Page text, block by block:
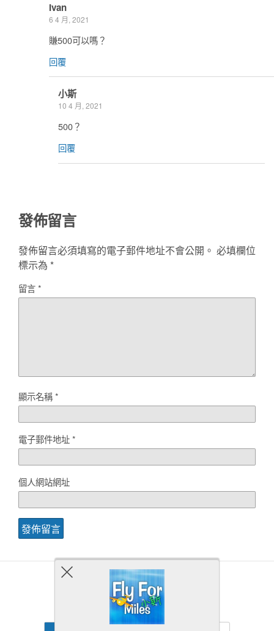
Ivan
6 4 月, 2021
賺500可以嗎？
回覆
小斯
10 4 月, 2021
500？
回覆
發佈留言
發佈留言必須填寫的電子郵件地址不會公開。 必填欄位
標示為 *
留言*
顯示名稱*
電子郵件地址*
個人網站網址
Back to top